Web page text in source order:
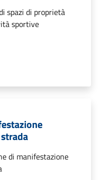
spazi di proprietà
sportive
di manifestazione